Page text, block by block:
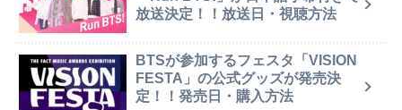
放送決定！！放送日・視聴方法
BTSが参加するフェスタ「VISION
FESTA」の公式グッズが発売決
定！！発売日・購入方法